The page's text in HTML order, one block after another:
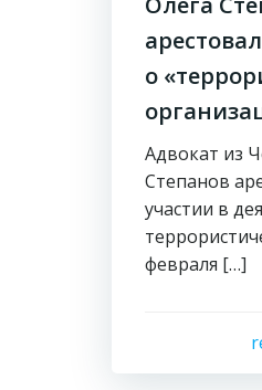
о
Адвокат из
Степанов
участии в
февраля […]